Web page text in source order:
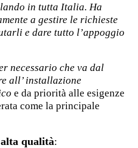
in tutta Italia. Ha
a gestire le richieste
e dare tutto l’appoggio
necessario che va dal
all’ installazione
e da priorità alle esigenze
come la principale
qualità: